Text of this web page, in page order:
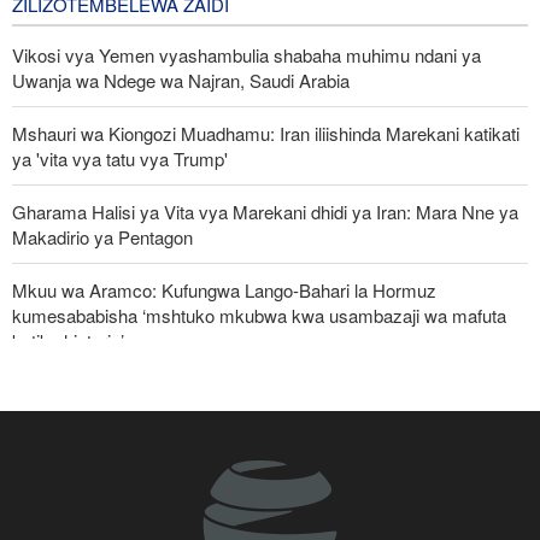
Vikosi vya Yemen vyashambulia shabaha muhimu ndani ya
Uwanja wa Ndege wa Najran, Saudi Arabia
Mshauri wa Kiongozi Muadhamu: Iran iliishinda Marekani katikati
ya 'vita vya tatu vya Trump'
Gharama Halisi ya Vita vya Marekani dhidi ya Iran: Mara Nne ya
Makadirio ya Pentagon
Mkuu wa Aramco: Kufungwa Lango-Bahari la Hormuz
kumesababisha ‘mshtuko mkubwa kwa usambazaji wa mafuta
katika historia’
katika Bahari Nyekundu
Ghaza yafanya maziko makubwa zaidi ya halaiki ya Wapalestina
112 waliouliwa kikatili na Israel